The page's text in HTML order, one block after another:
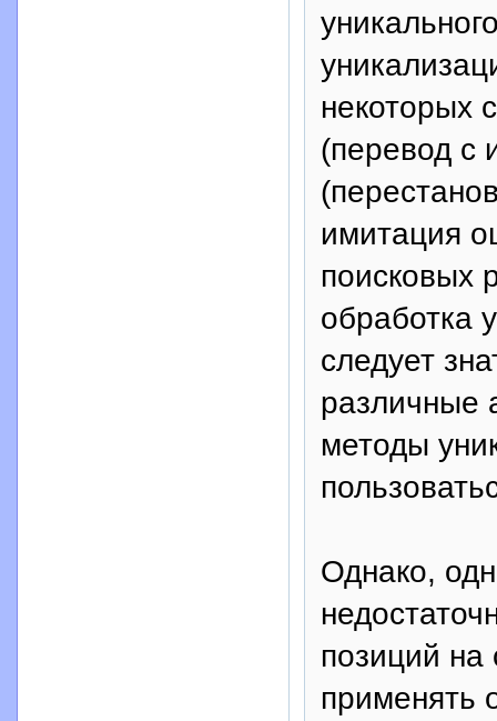
некоторых
(перевод с
имитация
поисковых
обработка
следует
различные
методы
Однако,
позиций на
применять